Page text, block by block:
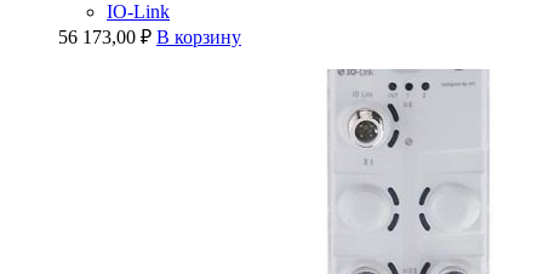
IO-Link
56 173,00 ₽ В корзину